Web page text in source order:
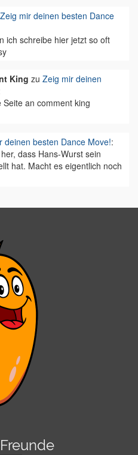
Zeig mir deinen besten Dance
ich schreibe hier jetzt so oft
King zu Zeig mir deinen
an comment king
deinen besten Dance Move!:
dass Hans-Wurst sein
hat. Macht es eigentlich noch